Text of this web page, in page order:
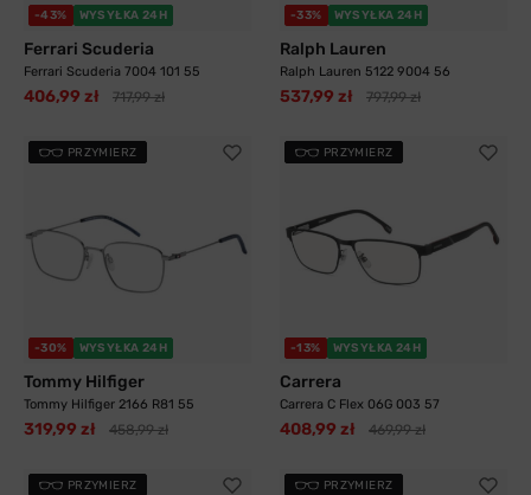
-43% WYSYŁKA 24H
Ferrari Scuderia
Ferrari Scuderia 7004 101 55
406,99 zł 717,99 zł
-33% WYSYŁKA 24H
Ralph Lauren
Ralph Lauren 5122 9004 56
537,99 zł 797,99 zł
PRZYMIERZ
-30% WYSYŁKA 24H
Tommy Hilfiger
Tommy Hilfiger 2166 R81 55
319,99 zł 458,99 zł
PRZYMIERZ
-13% WYSYŁKA 24H
Carrera
Carrera C Flex 06G 003 57
408,99 zł 469,99 zł
PRZYMIERZ PRZYMIERZ